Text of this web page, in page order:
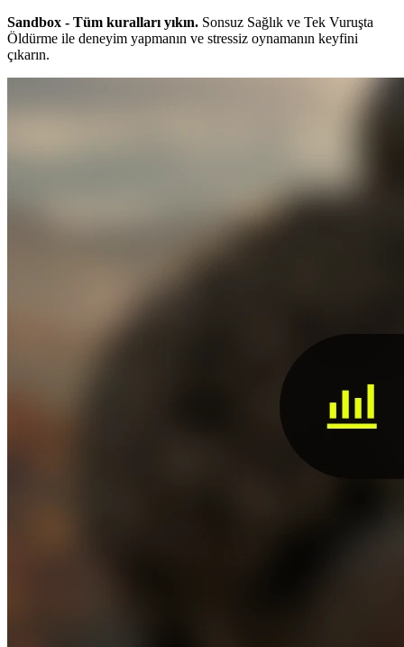
Sandbox - Tüm kuralları yıkın. Sonsuz Sağlık ve Tek Vuruşta
Öldürme ile deneyim yapmanın ve stressiz oynamanın keyfini
çıkarın.